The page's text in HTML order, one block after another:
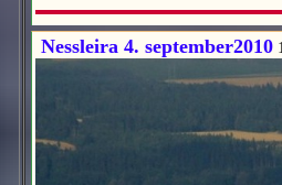
Nessleira 4. september2010